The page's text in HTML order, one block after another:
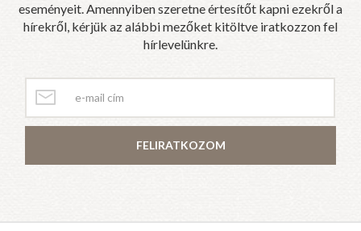
eseményeit. Amennyiben szeretne értesítőt kapni ezekről a
hírekről, kérjük az alábbi mezőket kitöltve iratkozzon fel
hírlevelünkre.
FELIRATKOZOM